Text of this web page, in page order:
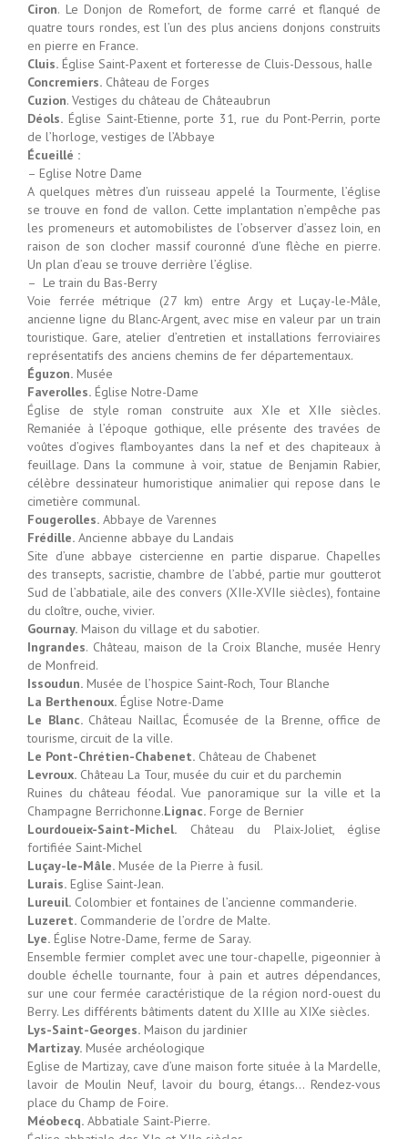
Ciron. Le Donjon de Romefort, de forme carré et flanqué de
quatre tours rondes, est l’un des plus anciens donjons construits
en pierre en France.
Cluis. Église Saint-Paxent et forteresse de Cluis-Dessous, halle
Concremiers. Château de Forges
Cuzion. Vestiges du château de Châteaubrun
Déols. Église Saint-Etienne, porte 31, rue du Pont-Perrin, porte
de l’horloge, vestiges de l’Abbaye
Écueillé :
– Eglise Notre Dame
A quelques mètres d’un ruisseau appelé la Tourmente, l’église
se trouve en fond de vallon. Cette implantation n’empêche pas
les promeneurs et automobilistes de l’observer d’assez loin, en
raison de son clocher massif couronné d’une flèche en pierre.
Un plan d’eau se trouve derrière l’église.
– Le train du Bas-Berry
Voie ferrée métrique (27 km) entre Argy et Luçay-le-Mâle,
ancienne ligne du Blanc-Argent, avec mise en valeur par un train
touristique. Gare, atelier d’entretien et installations ferroviaires
représentatifs des anciens chemins de fer départementaux.
Éguzon. Musée
Faverolles. Église Notre-Dame
Église de style roman construite aux XIe et XIIe siècles.
Remaniée à l’époque gothique, elle présente des travées de
voûtes d’ogives flamboyantes dans la nef et des chapiteaux à
feuillage. Dans la commune à voir, statue de Benjamin Rabier,
célèbre dessinateur humoristique animalier qui repose dans le
cimetière communal.
Fougerolles. Abbaye de Varennes
Frédille. Ancienne abbaye du Landais
Site d’une abbaye cistercienne en partie disparue. Chapelles
des transepts, sacristie, chambre de l’abbé, partie mur goutterot
Sud de l’abbatiale, aile des convers (XIIe-XVIIe siècles), fontaine
du cloître, ouche, vivier.
Gournay. Maison du village et du sabotier.
Ingrandes. Château, maison de la Croix Blanche, musée Henry
de Monfreid.
Issoudun. Musée de l’hospice Saint-Roch, Tour Blanche
La Berthenoux. Église Notre-Dame
Le Blanc.Château Naillac, Écomusée de la Brenne, office de
tourisme, circuit de la ville.
Le Pont-Chrétien-Chabenet. Château de Chabenet
Levroux. Château La Tour, musée du cuir et du parchemin
Ruines du château féodal. Vue panoramique sur la ville et la
Champagne Berrichonne.Lignac. Forge de Bernier
Lourdoueix-Saint-Michel. Château du Plaix-Joliet, église
fortifiée Saint-Michel
Luçay-le-Mâle. Musée de la Pierre à fusil.
Lurais. Eglise Saint-Jean.
Lureuil. Colombier et fontaines de l’ancienne commanderie.
Luzeret. Commanderie de l’ordre de Malte.
Lye. Église Notre-Dame, ferme de Saray.
Ensemble fermier complet avec une tour-chapelle, pigeonnier à
double échelle tournante, four à pain et autres dépendances,
sur une cour fermée caractéristique de la région nord-ouest du
Berry. Les différents bâtiments datent du XIIIe au XIXe siècles.
Lys-Saint-Georges. Maison du jardinier
Martizay. Musée archéologique
Eglise de Martizay, cave d’une maison forte située à la Mardelle,
lavoir de Moulin Neuf, lavoir du bourg, étangs… Rendez-vous
place du Champ de Foire.
Méobecq. Abbatiale Saint-Pierre.